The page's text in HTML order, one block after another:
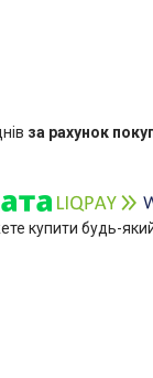
за рахунок
купити будь-